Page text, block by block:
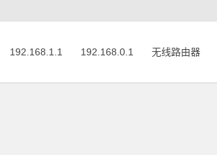
192.168.1.1 192.168.0.1 无线路由器